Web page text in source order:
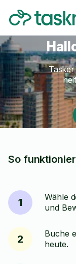
So
1
Wähle
und
2
Buche
heute.